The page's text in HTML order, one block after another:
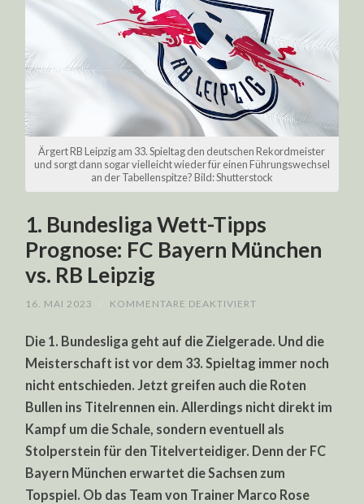
Ärgert RB Leipzig am 33. Spieltag den deutschen Rekordmeister
und sorgt dann sogar vielleicht wieder für einen Führungswechsel
an der Tabellenspitze? Bild: Shutterstock
1. Bundesliga Wett-Tipps
Prognose: FC Bayern München
vs. RB Leipzig
16. MAI 2023 KOMMENTARE DEAKTIVIERT
WETT-
PROGNOSE:
BAYERN
MÜNCHEN
VS.
RB
LEIPZIG
Die 1. Bundesliga geht auf die Zielgerade. Und die
Meisterschaft ist vor dem 33. Spieltag immer noch
nicht entschieden. Jetzt greifen auch die Roten
Bullen ins Titelrennen ein. Allerdings nicht direkt im
Kampf um die Schale, sondern eventuell als
Stolperstein für den Titelverteidiger. Denn der FC
Bayern München erwartet die Sachsen zum
Topspiel. Ob das Team von Trainer Marco Rose